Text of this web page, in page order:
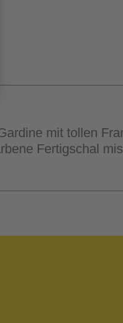
mit tollen
Fertigschal